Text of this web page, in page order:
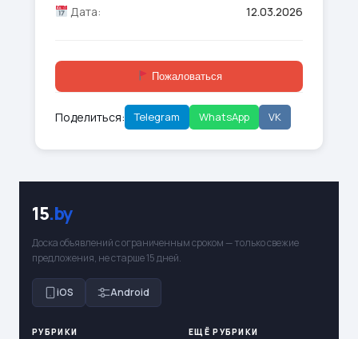
Дата:
12.03.2026
Пожаловаться
Поделиться: Telegram WhatsApp VK
15.by
Доска объявлений с ограниченным сроком — только свежие
предложения, не старше 15 дней.
iOS Android
РУБРИКИ ЕЩЁ РУБРИКИ